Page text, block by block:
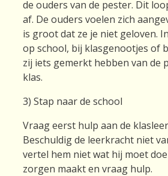
de ouders van de pester. Dit
af. De ouders voelen zich
is groot dat ze je niet geloven.
op school, bij klasgenootjes of
zij iets gemerkt hebben van de
klas.
3) Stap naar de school
Vraag eerst hulp aan de
Beschuldig de leerkracht niet
vertel hem niet wat hij moet
zorgen maakt en vraag hulp.